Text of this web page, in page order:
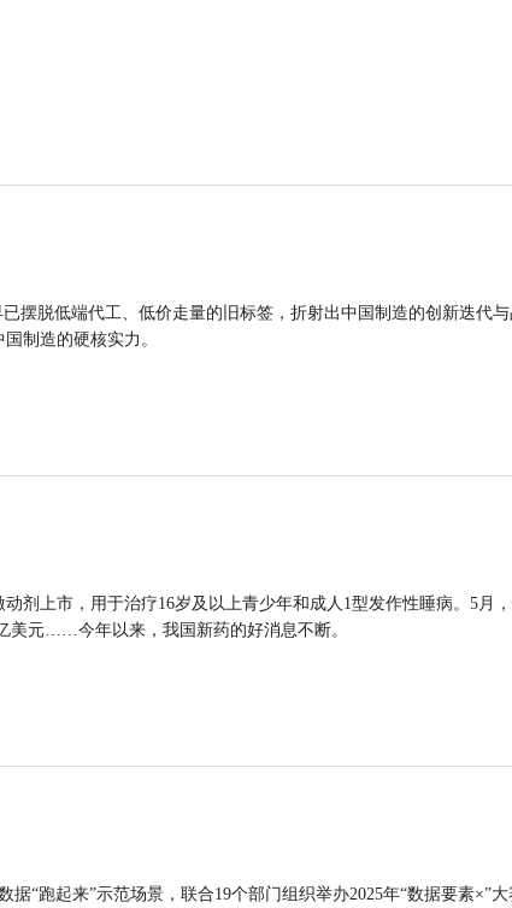
摆脱低端代工、低价走量的旧标签，折射出中国制造的创新迭代
制造的硬核实力。
剂上市，用于治疗16岁及以上青少年和成人1型发作性睡病。5月
美元……今年以来，我国新药的好消息不断。
“跑起来”示范场景，联合19个部门组织举办2025年“数据要素×”大